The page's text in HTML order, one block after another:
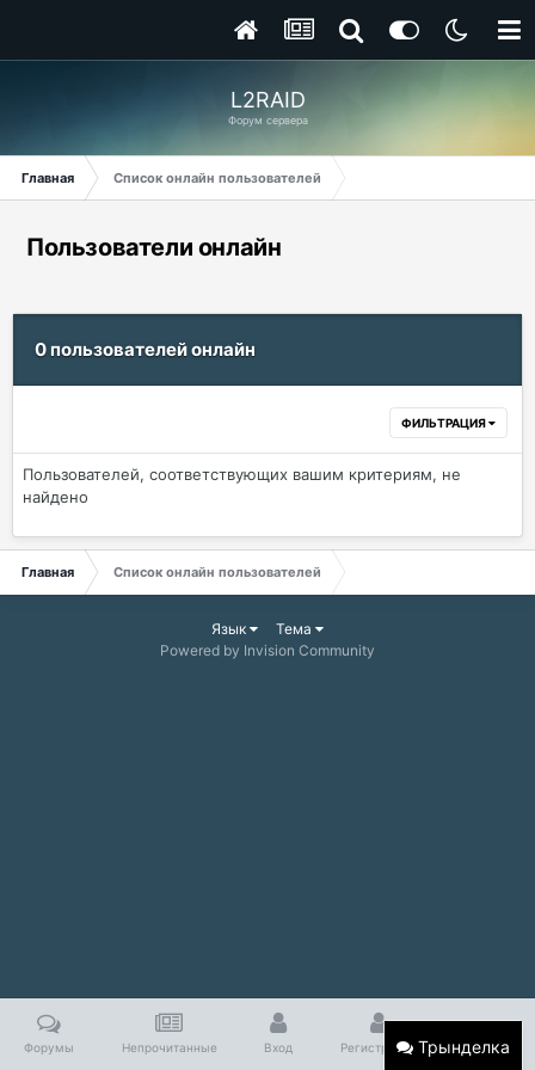
L2RAID
Форум сервера
Главная Список онлайн пользователей
Пользователи онлайн
0 пользователей онлайн
ФИЛЬТРАЦИЯ
Пользователей, соответствующих вашим критериям, не
найдено
Главная Список онлайн пользователей
Трынделка
Язык
Тема
Powered by Invision Community
Форумы Непрочитанные Вход Регистрация Больше